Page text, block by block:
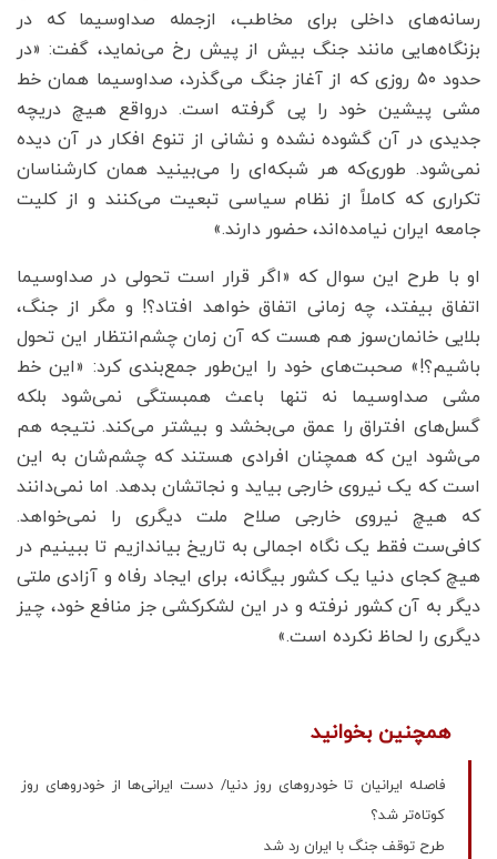
رسانه‌های داخلی برای مخاطب، ازجمله صداوسیما که در
بزنگاه‌هایی مانند جنگ بیش از پیش رخ می‌نماید، گفت: «در
حدود ۵۰ روزی که از آغاز جنگ می‌گذرد، صداوسیما همان خط
مشی پیشین خود را پی گرفته است. درواقع هیچ دریچه‌
جدیدی در آن گشوده نشده و نشانی از تنوع افکار در آن دیده
نمی‌شود. طوری‌که هر شبکه‌ای را می‌بینید همان کارشناسان
تکراری که کاملاً از نظام سیاسی تبعیت می‌کنند و از کلیت
جامعه ایران نیامده‌اند، حضور دارند.»
او با طرح این سوال که «اگر قرار است تحولی در صداوسیما
اتفاق بیفتد، چه زمانی اتفاق خواهد افتاد؟! و مگر از جنگ،
بلایی خانمان‌سوز هم هست که آن زمان چشم‌انتظار این تحول
باشیم؟!» صحبت‌های خود را این‌طور جمع‌بندی کرد: «این خط
مشی صداوسیما نه تنها باعث همبستگی نمی‌شود بلکه
گسل‌های افتراق را عمق می‌بخشد و بیشتر می‌کند. نتیجه هم
می‌شود این که همچنان افرادی هستند که چشم‌شان به این
است که یک نیروی خارجی بیاید و نجاتشان بدهد. اما نمی‌دانند
که هیچ نیروی خارجی صلاح ملت دیگری را نمی‌خواهد.
کافی‌ست فقط یک نگاه اجمالی به تاریخ بیاندازیم تا ببینیم در
هیچ کجای دنیا یک کشور بیگانه، برای ایجاد رفاه و آزادی ملتی
دیگر به آن کشور نرفته و در این لشکرکشی جز منافع خود، چیز
دیگری را لحاظ نکرده است.»
همچنین بخوانید
فاصله ایرانیان تا خودروهای روز دنیا/ دست ایرانی‌ها از خودروهای روز
کوتاه‌تر شد؟
طرح توقف جنگ با ایران رد شد